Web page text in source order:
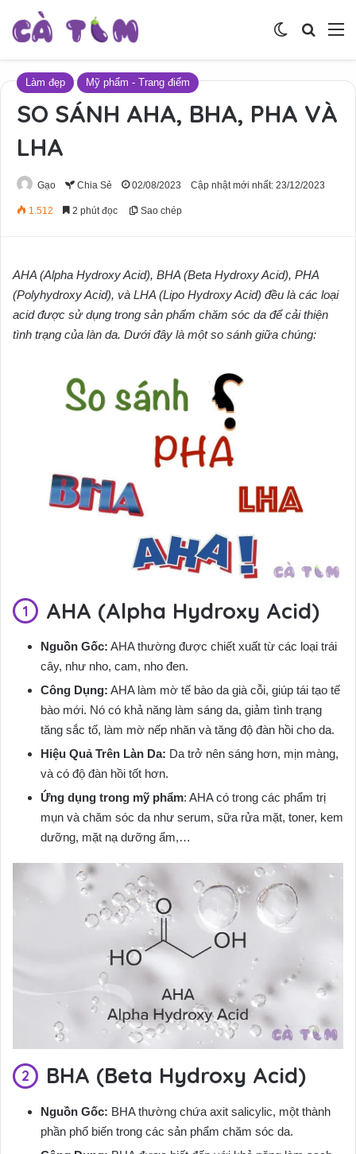
Tìm
Switch skin
Làm đẹp Mỹ phẩm - Trang điểm
SO SÁNH AHA, BHA, PHA VÀ
LHA
Gạo Chia Sẻ 02/08/2023 Cập nhật mới nhất: 23/12/2023
1.512 2 phút đọc Sao chép
AHA (Alpha Hydroxy Acid), BHA (Beta Hydroxy Acid), PHA
(Polyhydroxy Acid), và LHA (Lipo Hydroxy Acid) đều là các loại
acid được sử dụng trong sản phẩm chăm sóc da để cải thiện
tình trạng của làn da. Dưới đây là một so sánh giữa chúng:
AHA (Alpha Hydroxy Acid)
Nguồn Gốc: AHA thường được chiết xuất từ các loại trái
cây, như nho, cam, nho đen.
Công Dụng: AHA làm mờ tế bào da già cỗi, giúp tái tạo tế
bào mới. Nó có khả năng làm sáng da, giảm tình trạng
tăng sắc tố, làm mờ nếp nhăn và tăng độ đàn hồi cho da.
Hiệu Quả Trên Làn Da: Da trở nên sáng hơn, mịn màng,
và có độ đàn hồi tốt hơn.
Ứng dụng trong mỹ phẩm: AHA có trong các phẩm trị
mụn và chăm sóc da như serum, sữa rửa mặt, toner, kem
dưỡng, mặt nạ dưỡng ẩm,…
BHA (Beta Hydroxy Acid)
Nguồn Gốc: BHA thường chứa axit salicylic, một thành
phần phổ biến trong các sản phẩm chăm sóc da.